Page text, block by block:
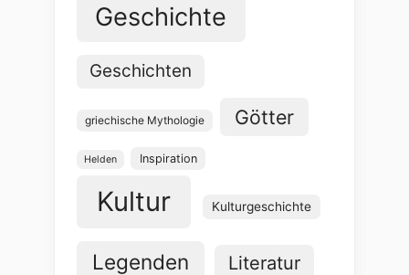
Geschichte
Geschichten
griechische Mythologie Götter
Helden Inspiration
Kultur Kulturgeschichte
Legenden Literatur